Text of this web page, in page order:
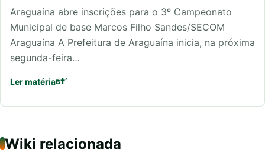
Araguaína abre inscrições para o 3º Campeonato
Municipal de base Marcos Filho Sandes/SECOM
Araguaína A Prefeitura de Araguaína inicia, na próxima
segunda-feira…
Ler matéria
Wiki relacionada